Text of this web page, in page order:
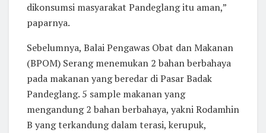
dikonsumsi masyarakat Pandeglang itu aman,”
paparnya.
Sebelumnya, Balai Pengawas Obat dan Makanan
(BPOM) Serang menemukan 2 bahan berbahaya
pada makanan yang beredar di Pasar Badak
Pandeglang. 5 sample makanan yang
mengandung 2 bahan berbahaya, yakni Rodamhin
B yang terkandung dalam terasi, kerupuk,